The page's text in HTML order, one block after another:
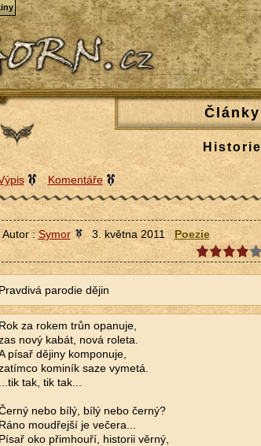
Články
Historie
Komentáře
Autor :Symor 3. května 2011Poezie
parodie dějin
za rokem trůn opanuje,
nový kabát, nová roleta.
písař dějiny komponuje,
kominík saze vymetá.
tak, tik tak...
nebo bílý, bílý nebo černý?
moudřejší je večera...
oko přimhouří, historii věrný,